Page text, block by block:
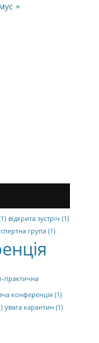
+
відкрита зустріч (1)
група (1)
практична
конференція (1)
увага карантин (1)